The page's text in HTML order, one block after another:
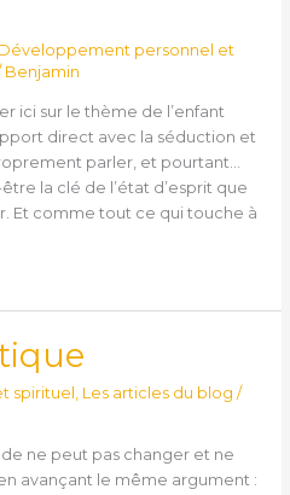
Développement personnel et
Benjamin
ici sur le thème de l’enfant
direct avec la séduction et
parler, et pourtant…
la clé de l’état d’esprit que
Et comme tout ce qui touche à
spirituel , Les articles du blog /
ne peut pas changer et ne
avançant le même argument :